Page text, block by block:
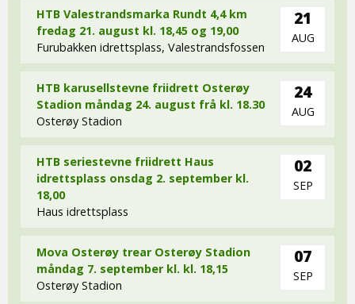
HTB Valestrandsmarka Rundt 4,4 km
fredag 21. august kl. 18,45 og 19,00
Furubakken idrettsplass, Valestrandsfossen
21
AUG
HTB karusellstevne friidrett Osterøy
Stadion måndag 24. august frå kl. 18.30
Osterøy Stadion
24
AUG
HTB seriestevne friidrett Haus
idrettsplass onsdag 2. september kl.
18,00
Haus idrettsplass
02
SEP
Mova Osterøy trear Osterøy Stadion
måndag 7. september kl. kl. 18,15
Osterøy Stadion
07
SEP